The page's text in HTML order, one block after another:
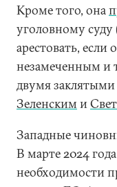
Кроме того, она
уголовному суду
арестовать, если
незамеченным и
двумя
Зеленским и
Западные
В марте 2024
необходимости